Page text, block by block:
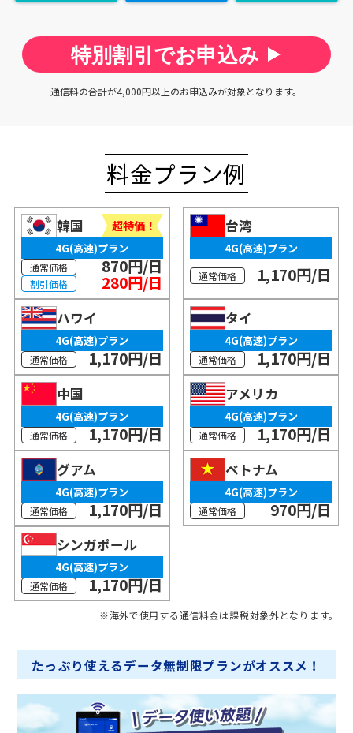
特別割引でお申込み
通信料の合計が4,000円以上のお申込みが対象となります。
料金プラン例
韓国 超特価！
4G(高速)プラン
通常価格 870円/日
割引価格 280円/日
台湾
4G(高速)プラン
通常価格 1,170円/日
ハワイ
4G(高速)プラン
通常価格 1,170円/日
タイ
4G(高速)プラン
通常価格 1,170円/日
中国
4G(高速)プラン
通常価格 1,170円/日
アメリカ
4G(高速)プラン
通常価格 1,170円/日
グアム
4G(高速)プラン
通常価格 1,170円/日
ベトナム
4G(高速)プラン
通常価格 970円/日
シンガポール
4G(高速)プラン
通常価格 1,170円/日
※海外で使用する通信料金は課税対象外となります。
たっぷり使えるデータ無制限プランがオススメ！